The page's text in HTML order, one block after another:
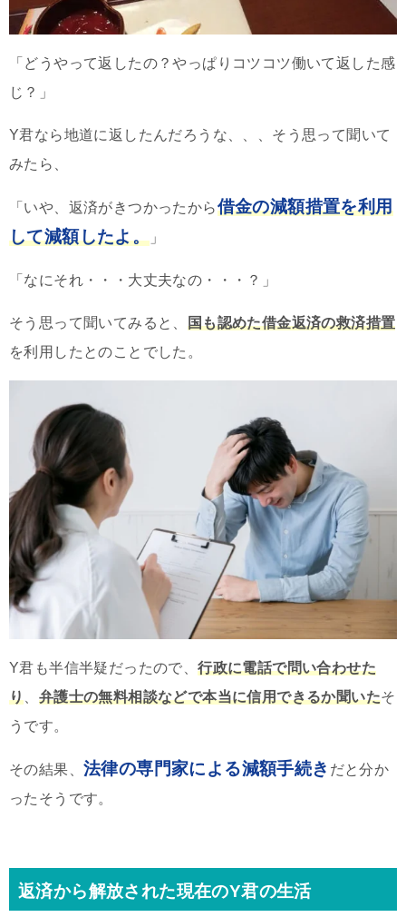
「どうやって返したの？やっぱりコツコツ働いて返した感
じ？」
Y君なら地道に返したんだろうな、、、そう思って聞いて
みたら、
「いや、返済がきつかったから借金の減額措置を利用
して減額したよ。 」
「なにそれ・・・大丈夫なの・・・？」
そう思って聞いてみると、 国も認めた借金返済の救済措置
を利用したとのことでした。
Y君も半信半疑だったので、行政に電話で問い合わせた
り
弁護士の無料相談などで本当に信用できるか聞いたそ
うです。
その結果、 法律の専門家による減額手続き だと分か
ったそうです。
返済から解放された現在のY君の生活